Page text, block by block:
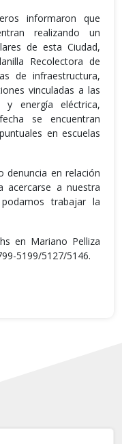
informaron que
realizando un
de esta Ciudad,
Recolectora de
de infraestructura,
vinculadas a las
y energía eléctrica,
se encuentran
en escuelas
denuncia en relación
a nuestra
trabajar la
en Mariano Pelliza
5199/5127/5146.